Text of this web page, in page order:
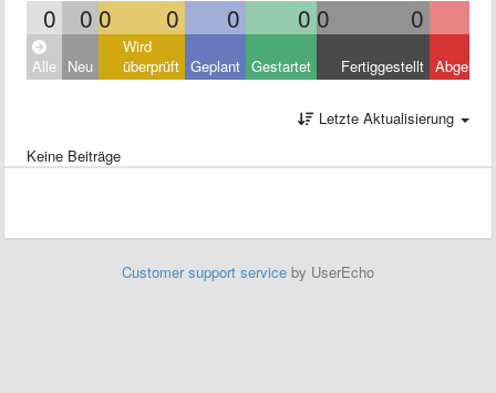
0 0 0 0 0 0 0 0
Alle Neu
Wird
überprüft Geplant Gestartet Fertiggestellt
Letzte Aktualisierung
Keine Beiträge
Customer support service by UserEcho